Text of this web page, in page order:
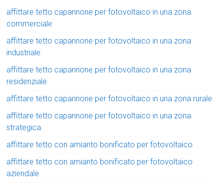
affittare tetto capannone per fotovoltaico in una zona
commerciale
affittare tetto capannone per fotovoltaico in una zona
industriale
affittare tetto capannone per fotovoltaico in una zona
residenziale
affittare tetto capannone per fotovoltaico in una zona rurale
affittare tetto capannone per fotovoltaico in una zona
strategica
affittare tetto con amianto bonificato per fotovoltaico
affittare tetto con amianto bonificato per fotovoltaico
aziendale